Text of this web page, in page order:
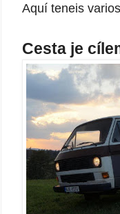
Aquí teneis
Cesta je